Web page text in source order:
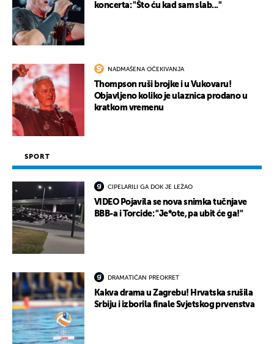
koncerta: "Što ću kad sam slab..."
NADMAŠENA OČEKIVANJA
Thompson ruši brojke i u Vukovaru!
Objavljeno koliko je ulaznica prodano u
kratkom vremenu
SPORT
CIPELARILI GA DOK JE LEŽAO
VIDEO Pojavila se nova snimka tučnjave
BBB-a i Torcide: "Je*ote, pa ubit će ga!"
DRAMATIČAN PREOKRET
Kakva drama u Zagrebu! Hrvatska srušila
Srbiju i izborila finale Svjetskog prvenstva